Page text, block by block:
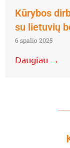
Kūrybos
su lietuvių
6 spalio 2025
Daugiau →